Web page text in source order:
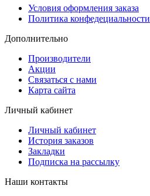
Условия оформления заказа
Политика конфедециальности
Дополнительно
Производители
Акции
Связаться с нами
Карта сайта
Личный кабинет
Личный кабинет
История заказов
Закладки
Подписка на рассылку
Наши контакты